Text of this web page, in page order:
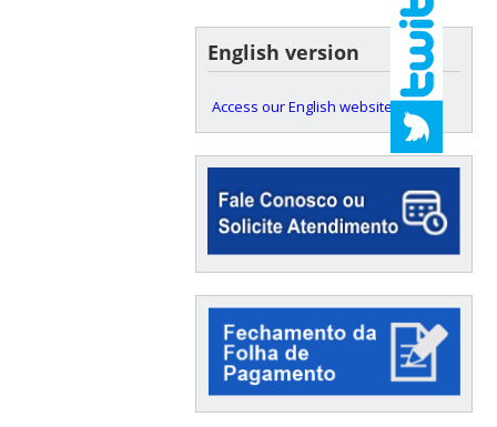
English version
Access our English website here